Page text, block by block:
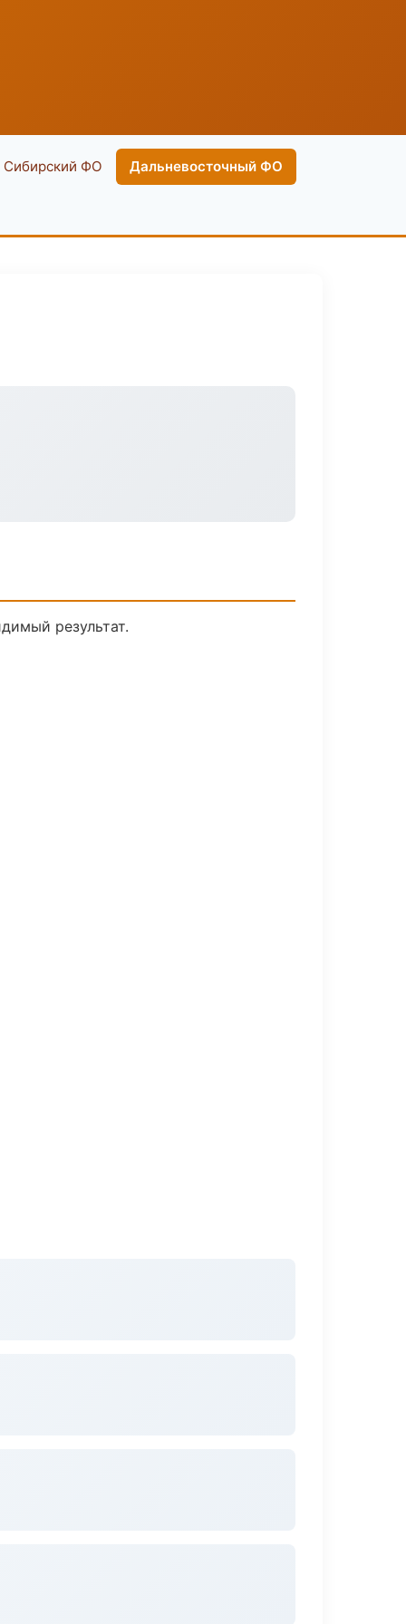
Сибирский ФО Дальневосточный ФО
результат.